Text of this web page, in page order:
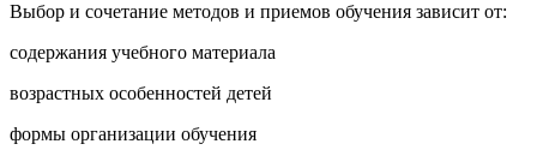
Выбор и сочетание методов и приемов обучения зависит от:
содержания учебного материала
возрастных особенностей детей
формы организации обучения